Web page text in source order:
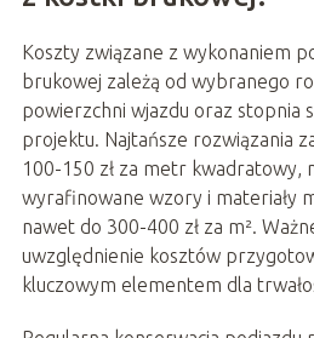
Koszty związane z wykonaniem
brukowej zależą od wybranego
powierzchni wjazdu oraz stopnia
projektu. Najtańsze rozwiązania
100-150 zł za metr kwadratowy,
wyrafinowane wzory i materiały
nawet do 300-400 zł za m².
uwzględnienie kosztów
kluczowym elementem dla